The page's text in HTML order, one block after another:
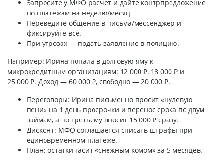
Запросите у МФО расчет и дайте контрпредложение
по платежам на неделю/месяц.
Переведите общение в письма/мессенджер и
фиксируйте все.
При угрозах — подать заявление в полицию.
Например: Ирина попала в долговую яму к
микрокредитным организациям: 12 000 ₽, 18 000 ₽ и
25 000 ₽. Доход — 60 000 ₽, свободно — 20 000 ₽.
Переговоры: Ирина письменно просит «нулевую
пени» на 1 день просрочки и перенос срока по двум
займам, а по третьему вносит 15 000 ₽ сразу.
Дисконт: МФО соглашается списать штрафы при
единовременном платеже.
План: остатки гасит «снежным комом» за 5 месяцев.